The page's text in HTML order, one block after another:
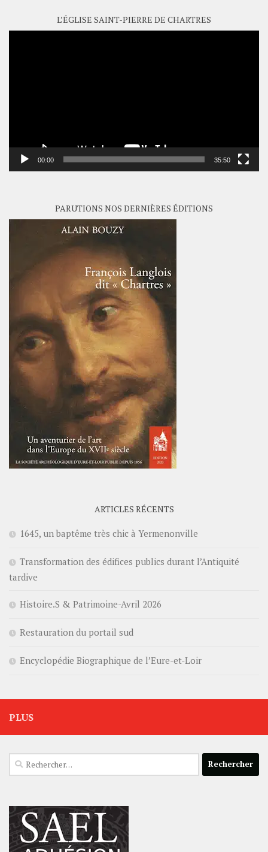
L’ÉGLISE SAINT-PIERRE DE CHARTRES
00:00 35:50
PARUTIONS NOS DERNIÈRES ÉDITIONS
ARTICLES RÉCENTS
1645, un baptême très chic à Yermenonville
Transformation des édifices publics durant l’Antiquité
tardive
Histoire.S & Patrimoine-Avril 2026
Restauration du portail sud
Encyclopédie Biographique de l’Eure-et-Loir
PLUS
Rechercher :